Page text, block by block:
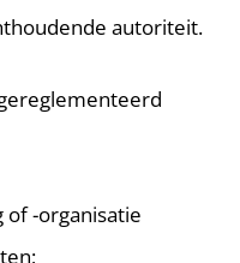
autoriteit.
of -organisatie